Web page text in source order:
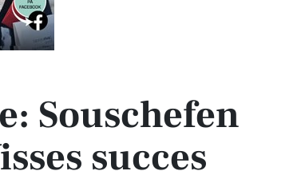
succes
Souschefen
succes